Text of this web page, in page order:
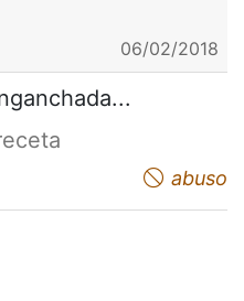
06/02/2018
abuso